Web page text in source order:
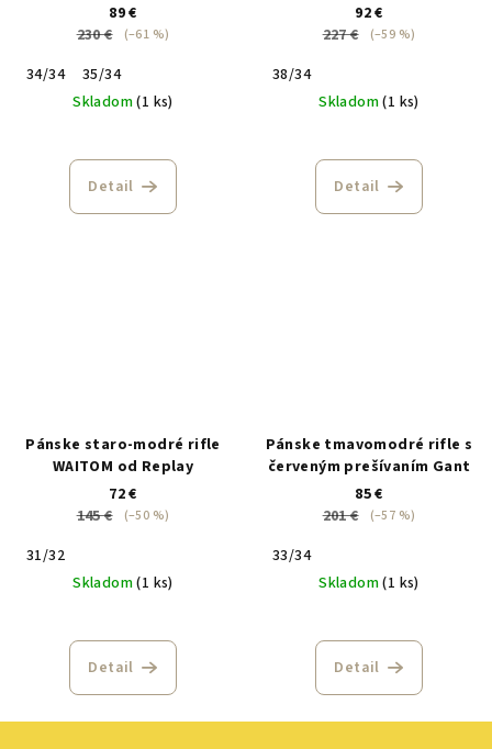
89 €
230 €
(–61 %)
34/34
35/34
Skladom(1 ks)
Detail
92 €
227 €
(–59 %)
38/34
Skladom(1 ks)
Detail
Pánske staro-modré rifle
WAITOM od Replay
72 €
145 €
(–50 %)
31/32
Skladom(1 ks)
Detail
Pánske tmavomodré rifle s
červeným prešívaním Gant
85 €
201 €
(–57 %)
33/34
Skladom(1 ks)
Detail